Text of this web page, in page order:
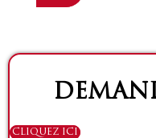
CLIQUEZ ICI